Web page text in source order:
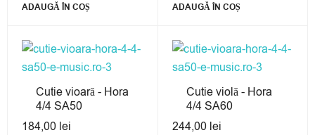
ADAUGĂ ÎN COȘ ADAUGĂ ÎN COȘ
Cutie vioară - Hora
4/4 SA50
184,00 lei
Cutie violă - Hora
4/4 SA60
244,00 lei